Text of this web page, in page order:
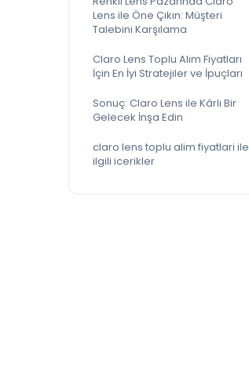
Lens ile Öne Çıkın: Müşteri
Talebini Karşılama
Claro Lens Toplu Alım Fiyatları
İçin En İyi Stratejiler ve İpuçları
Sonuç: Claro Lens ile Kârlı Bir
Gelecek İnşa Edin
claro lens toplu alim fiyatlari ile
ilgili icerikler